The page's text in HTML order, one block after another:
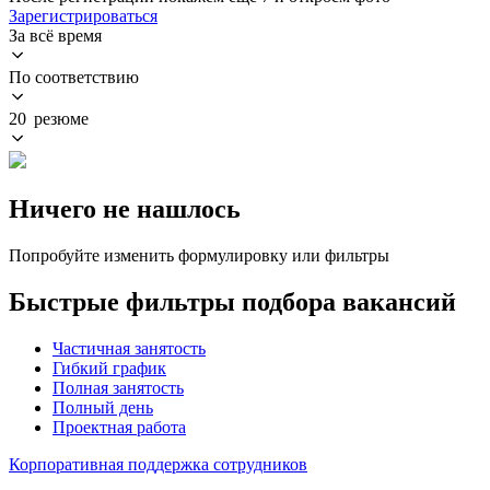
Зарегистрироваться
За всё время
По соответствию
20 резюме
Ничего не нашлось
Попробуйте изменить формулировку или фильтры
Быстрые фильтры подбора вакансий
Частичная занятость
Гибкий график
Полная занятость
Полный день
Проектная работа
Корпоративная поддержка сотрудников